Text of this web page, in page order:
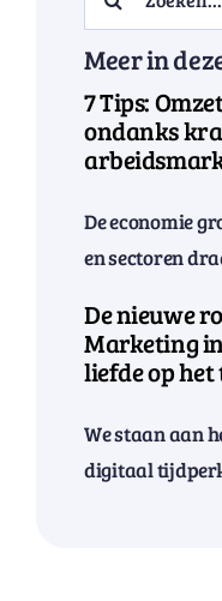
for:
Meer in
7 Tips:
ondanks
De economie
en sectoren
De nieuwe
Marketing
liefde op
We staan aan
digitaal